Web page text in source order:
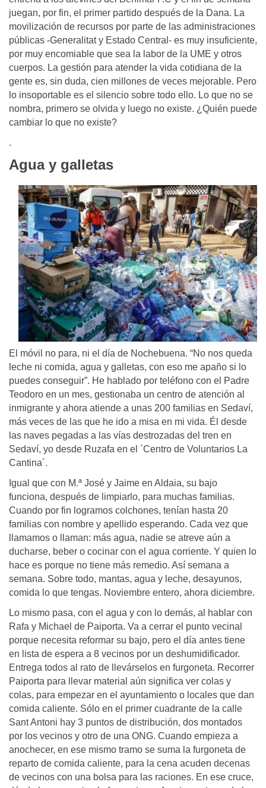
juegan, por fin, el primer partido después de la Dana. La
movilización de recursos por parte de las administraciones
públicas -Generalitat y Estado Central- es muy insuficiente,
por muy encomiable que sea la labor de la UME y otros
cuerpos. La gestión para atender la vida cotidiana de la
gente es, sin duda, cien millones de veces mejorable. Pero
lo insoportable es el silencio sobre todo ello. Lo que no se
nombra, primero se olvida y luego no existe. ¿Quién puede
cambiar lo que no existe?
.
Agua y galletas
El móvil no para, ni el día de Nochebuena. “No nos queda
leche ni comida, agua y galletas, con eso me apaño si lo
puedes conseguir”. He hablado por teléfono con el Padre
Teodoro en un mes, gestionaba un centro de atención al
inmigrante y ahora atiende a unas 200 familias en Sedaví,
más veces de las que he ido a misa en mi vida. Él desde
las naves pegadas a las vías destrozadas del tren en
Sedaví, yo desde Ruzafa en el `Centro de Voluntarios La
Cantina´.
Igual que con M.ª José y Jaime en Aldaia, su bajo
funciona, después de limpiarlo, para muchas familias.
Cuando por fin logramos colchones, tenían hasta 20
familias con nombre y apellido esperando. Cada vez que
llamamos o llaman: más agua, nadie se atreve aún a
ducharse, beber o cocinar con el agua corriente. Y quien lo
hace es porque no tiene más remedio. Así semana a
semana. Sobre todo, mantas, agua y leche, desayunos,
comida lo que tengas. Noviembre entero, ahora diciembre.
Lo mismo pasa, con el agua y con lo demás, al hablar con
Rafa y Michael de Paiporta. Va a cerrar el punto vecinal
porque necesita reformar su bajo, pero el día antes tiene
en lista de espera a 8 vecinos por un deshumidificador.
Entrega todos al rato de llevárselos en furgoneta. Recorrer
Paiporta para llevar material aún significa ver colas y
colas, para empezar en el ayuntamiento o locales que dan
comida caliente. Sólo en el primer cuadrante de la calle
Sant Antoni hay 3 puntos de distribución, dos montados
por los vecinos y otro de una ONG. Cuando empieza a
anochecer, en ese mismo tramo se suma la furgoneta de
reparto de comida caliente, para la cena acuden decenas
de vecinos con una bolsa para las raciones. En ese cruce,